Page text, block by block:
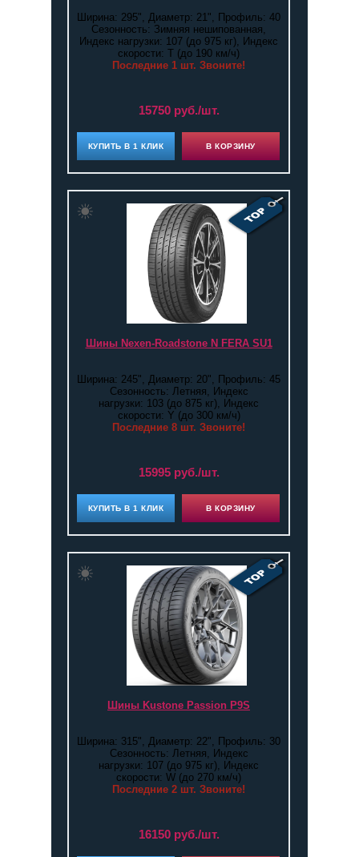
Ширина: 295", Диаметр: 21", Профиль: 40
Сезонность: Зимняя нешипованная,
Индекс нагрузки: 107 (до 975 кг), Индекс
скорости: T (до 190 км/ч)
Последние 1 шт. Звоните!
15750 руб./шт.
КУПИТЬ В 1 КЛИК В КОРЗИНУ
Шины Nexen-Roadstone N FERA SU1
Ширина: 245", Диаметр: 20", Профиль: 45
Сезонность: Летняя, Индекс
нагрузки: 103 (до 875 кг), Индекс
скорости: Y (до 300 км/ч)
Последние 8 шт. Звоните!
15995 руб./шт.
КУПИТЬ В 1 КЛИК В КОРЗИНУ
Шины Kustone Passion P9S
Ширина: 315", Диаметр: 22", Профиль: 30
Сезонность: Летняя, Индекс
нагрузки: 107 (до 975 кг), Индекс
скорости: W (до 270 км/ч)
Последние 2 шт. Звоните!
16150 руб./шт.